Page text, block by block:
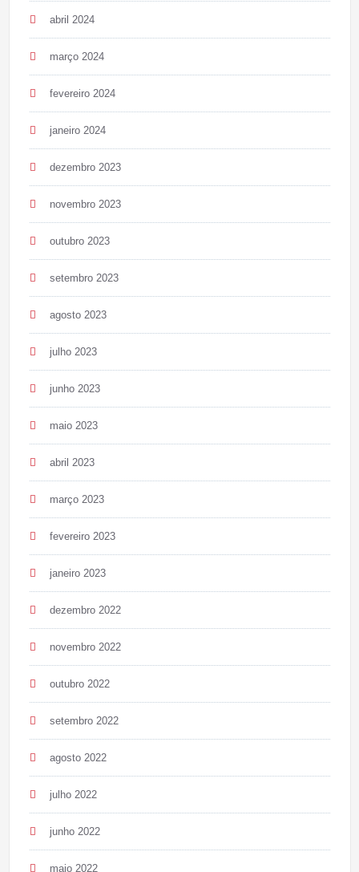
abril 2024
março 2024
fevereiro 2024
janeiro 2024
dezembro 2023
novembro 2023
outubro 2023
setembro 2023
agosto 2023
julho 2023
junho 2023
maio 2023
abril 2023
março 2023
fevereiro 2023
janeiro 2023
dezembro 2022
novembro 2022
outubro 2022
setembro 2022
agosto 2022
julho 2022
junho 2022
maio 2022